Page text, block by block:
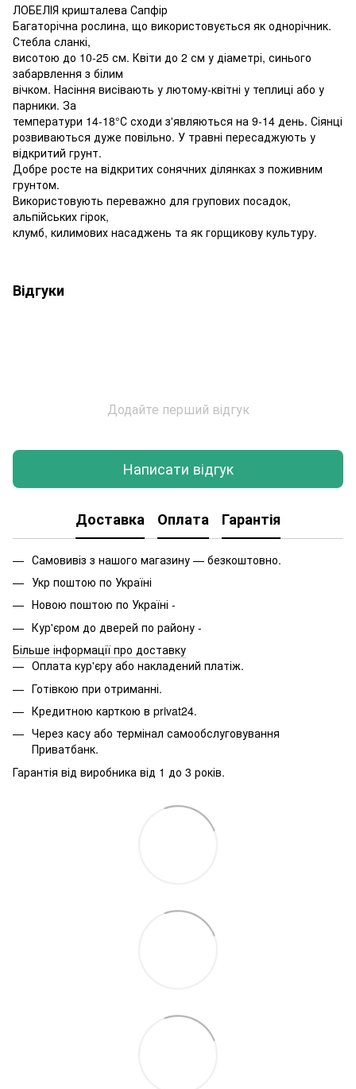
ЛОБЕЛІЯ кришталева Сапфір
Багаторічна рослина, що використовується як однорічник.
Стебла сланкі,
висотою до 10-25 см. Квіти до 2 см у діаметрі, синього
забарвлення з білим
вічком. Насіння висівають у лютому-квітні у теплиці або у
парники. За
температури 14-18°С сходи з'являються на 9-14 день. Сіянці
розвиваються дуже повільно. У травні пересаджують у
відкритий грунт.
Добре росте на відкритих сонячних ділянках з поживним
грунтом.
Використовують переважно для групових посадок,
альпійських гірок,
клумб, килимових насаджень та як горщикову культуру.
Відгуки
Додайте перший відгук
Написати відгук
Доставка Оплата Гарантія
Самовивіз з нашого магазину — безкоштовно.
Укр поштою по Україні
Новою поштою по Україні -
Кур'єром до дверей по району -
Більше інформації про доставку
Оплата кур'єру або накладений платіж.
Готівкою при отриманні.
Кредитною карткою в privat24.
Через касу або термінал самообслуговування
Приватбанк.
Гарантія від виробника від 1 до 3 років.